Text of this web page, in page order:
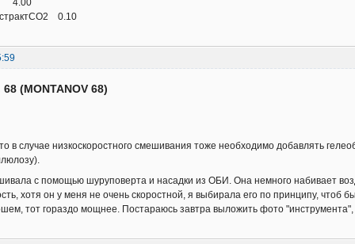
0.10
(MONTANOV 68)
в случае низкоскоростного смешивания тоже необходимо добавлять
с помощью шуруповерта и насадки из ОБИ. Она немного набивает
хотя он у меня не очень скоростной, я выбирала его по принципу, чтоб
тот гораздо мощнее. Постараюсь завтра выложить фото "инструмента",